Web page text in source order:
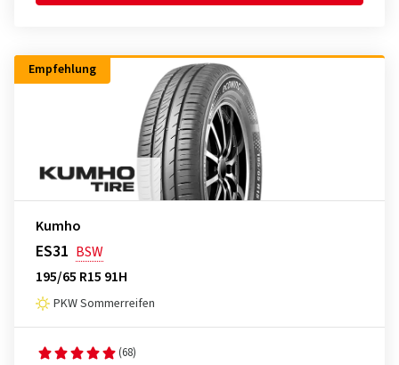
Empfehlung
Kumho
ES31 BSW
195/65 R15 91H
PKW Sommerreifen
(68)